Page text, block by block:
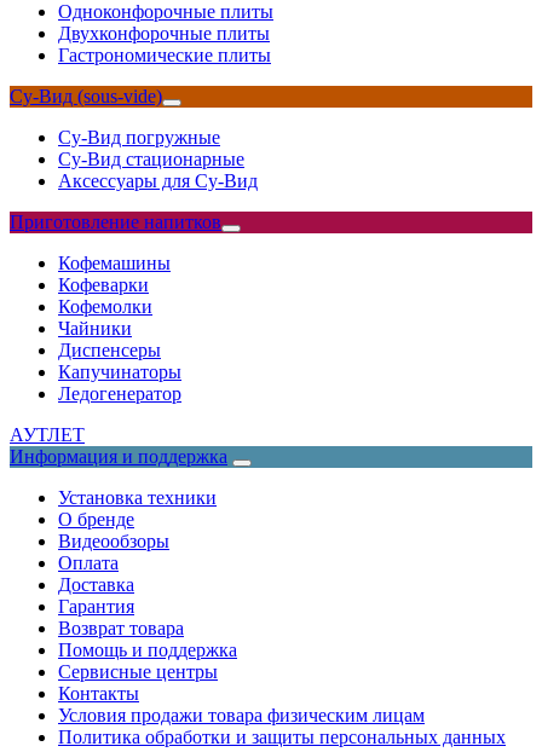
Одноконфорочные плиты
Двухконфорочные плиты
Гастрономические плиты
Су-Вид (sous-vide)
Су-Вид погружные
Су-Вид стационарные
Аксессуары для Су-Вид
Приготовление напитков
Кофемашины
Кофеварки
Кофемолки
Чайники
Диспенсеры
Капучинаторы
Ледогенератор
АУТЛЕТ
Информация и поддержка
Установка техники
О бренде
Видеообзоры
Оплата
Доставка
Гарантия
Возврат товара
Помощь и поддержка
Сервисные центры
Контакты
Условия продажи товара физическим лицам
Политика обработки и защиты персональных данных